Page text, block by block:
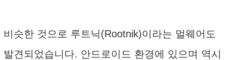
비슷한 것으로 루트닉(Rootnik)이라는 멀웨어도
발견되었습니다. 안드로이드 환경에 있으며 역시